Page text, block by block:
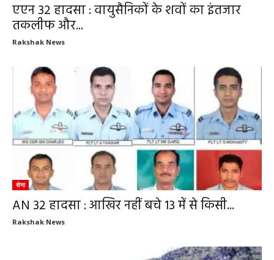
एएन 32 हादसा : वायुसैनिकों के शवों का इंतजार
तकलीफ और...
Rakshak News
सेना
AN 32 हादसा : आखिर नहीं बचे 13 में से किसी...
Rakshak News